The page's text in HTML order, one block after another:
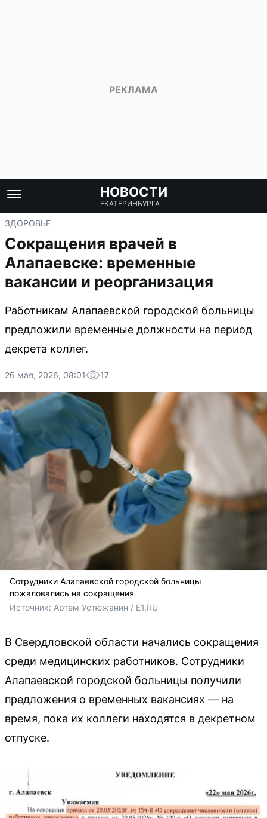
НОВОСТИ
ЕКАТЕРИНБУРГА
ЗДОРОВЬЕ
Сокращения врачей в
Алапаевске: временные
вакансии и реорганизация
Работникам Алапаевской городской больницы
предложили временные должности на период
декрета коллег.
26 мая, 2026, 08:01 17
Сотрудники Алапаевской городской больницы
пожаловались на сокращения
Источник: Артем Устюжанин / E1.RU
В Свердловской области начались сокращения
среди медицинских работников. Сотрудники
Алапаевской городской больницы получили
предложения о временных вакансиях — на
время, пока их коллеги находятся в декретном
отпуске.